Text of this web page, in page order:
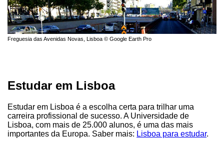
Freguesia das Avenidas Novas, Lisboa © Google Earth Pro
Estudar em Lisboa
Estudar em Lisboa é a escolha certa para trilhar uma
carreira profissional de sucesso. A Universidade de
Lisboa, com mais de 25.000 alunos, é uma das mais
importantes da Europa. Saber mais: Lisboa para estudar.